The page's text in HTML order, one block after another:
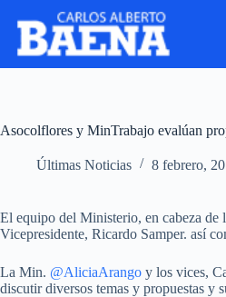
Asocolflores y MinTrabajo evalúan
Últimas Noticias 8 febrero,
El equipo del Ministerio, en cabeza
Vicepresidente, Ricardo Samper. así
La Min. @AliciaArango y los vices,
discutir diversos temas y propuestas y